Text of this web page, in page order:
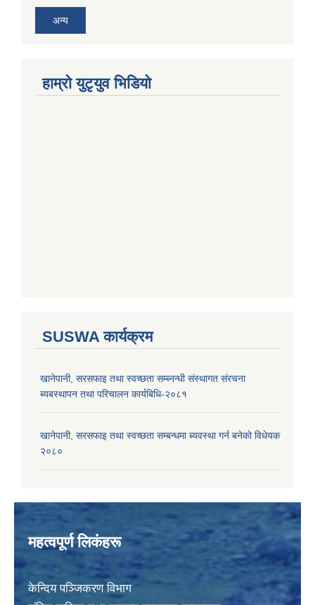
अन्य
हाम्राे युटृयुव भिडियाे
SUSWA कार्यक्रम
खानेपानी, सरसफाइ तथा स्वच्छता सम्ब्नन्धी संस्थागत संरचना
ब्यबस्थापन तथा परिचालन कार्यबिधि-२०८१
खानेपानी, सरसफाइ तथा स्वच्छता सम्बन्धमा ब्यवस्था गर्न बनेको विधेयक
२०८०
महत्वपूर्ण लिकंहरू
केन्दिय पञ्जिकरण विभाग